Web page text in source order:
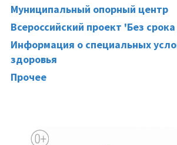
Муниципальный опорный центр
Всероссийский проект 'Без
Информация о специальных
здоровья
Прочее